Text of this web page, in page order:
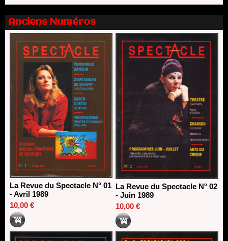
13/06/2026
Nomination de Nathalie Garraud et Olivier Saccomano à la
direction du Théâtre de Gennevilliers - CDN
13/06/2026
Dispositif SACD Auteurs d'espaces : les lauréats 2026
18/03/2026
Anciens Numéros
La Revue du Spectacle N° 01
- Avril 1989
10,00 €
La Revue du Spectacle N° 02
- Juin 1989
10,00 €